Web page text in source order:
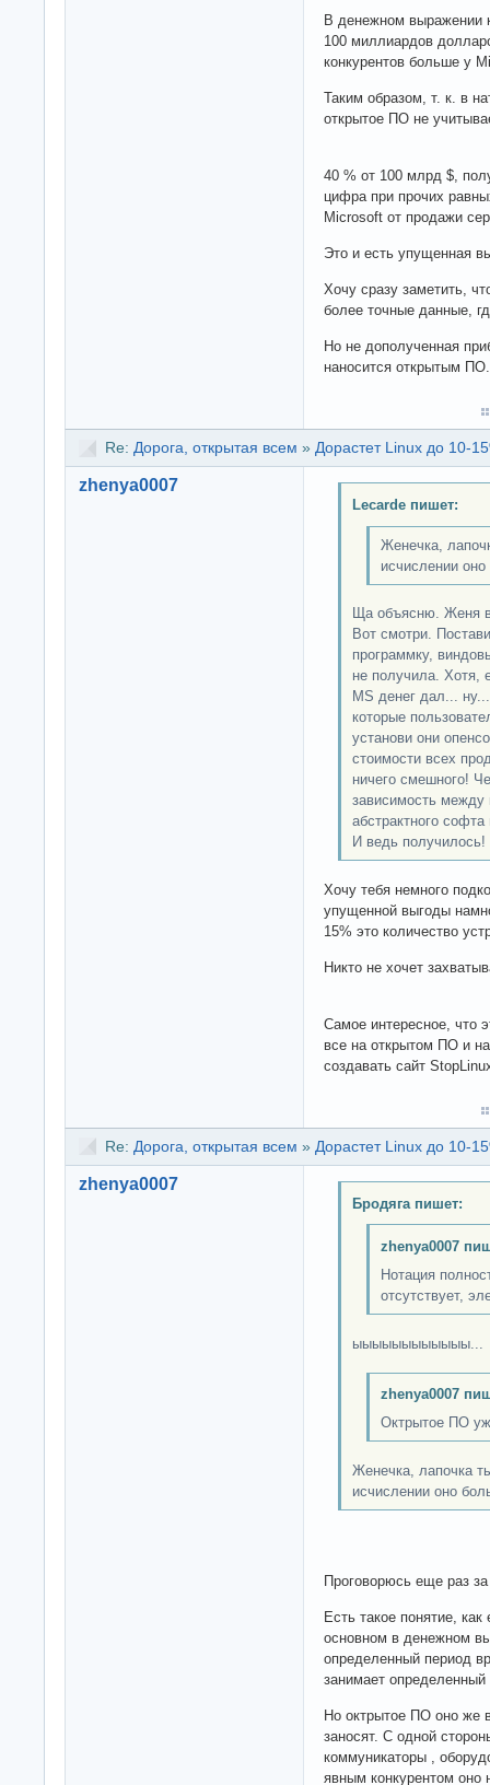
В денежном выражении
100 миллиардов
конкурентов больше у
Таким образом, т. к. в
открытое ПО не
40 % от 100 млрд $,
цифра при прочих
Microsoft от продажи
Это и есть упущенная
Хочу сразу заметить,
более точные данные,
Но не дополученная
наносится открытым ПО.
Re: Дорога, открытая всем » Дорастет Linux до 10-
zhenya0007
Lecarde пишет:
Женечка,
исчислении
Ща объясню. Женя
Вот смотри.
программку,
не получила. Хотя,
MS денег дал...
которые
установи они
стоимости всех
ничего смешного!
зависимость между
абстрактного
И ведь получилось!
Хочу тебя немного
упущенной выгоды
15% это количество
Никто не хочет
Самое интересное, что
все на открытом ПО и
создавать сайт
Re: Дорога, открытая всем » Дорастет Linux до 10-
zhenya0007
Бродяга пишет:
zhenya0007
Нотация
отсутствует,
zhenya0007
Октрытое ПО
Женечка, лапочка
исчислении оно
Проговорюсь еще раз
Есть такое понятие,
основном в денежном
определенный период
занимает
Но октрытое ПО оно же
заносят. С одной
коммуникаторы ,
явным конкурентом оно